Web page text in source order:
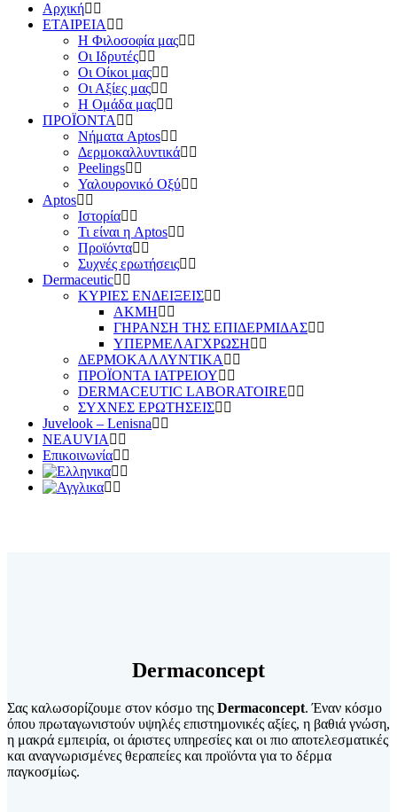
Αρχική
ΕΤΑΙΡΕΙΑ
Η Φιλοσοφία μας
Οι Ιδρυτές
Οι Οίκοι μας
Οι Αξίες μας
Η Ομάδα μας
ΠΡΟΪΟΝΤΑ
Νήματα Aptos
Δερμοκαλλυντικά
Peelings
Υαλουρονικό Οξύ
Aptos
Ιστορία
Τι είναι η Aptos
Προϊόντα
Συχνές ερωτήσεις
Dermaceutic
ΚΥΡΙΕΣ ΕΝΔΕΙΞΕΙΣ
ΑΚΜΗ
ΓΗΡΑΝΣΗ ΤΗΣ ΕΠΙΔΕΡΜΙΔΑΣ
ΥΠΕΡΜΕΛΑΓΧΡΩΣΗ
ΔΕΡΜΟΚΑΛΛΥΝΤΙΚΑ
ΠΡΟΪΟΝΤΑ ΙΑΤΡΕΙΟΥ
DERMACEUTIC LABORATOIRE
ΣΥΧΝΕΣ ΕΡΩΤΗΣΕΙΣ
Juvelook – Lenisna
NEAUVIA
Επικοινωνία
Dermaconcept
Σας καλωσορίζουμε στον κόσμο της Dermaconcept. Έναν κόσμο
όπου πρωταγωνιστούν υψηλές επιστημονικές αξίες, η βαθιά γνώση,
η μακρά εμπειρία, οι άριστες υπηρεσίες και οι πιο αποτελεσματικές
και αναγνωρισμένες θεραπείες και προϊόντα για το δέρμα
παγκοσμίως.